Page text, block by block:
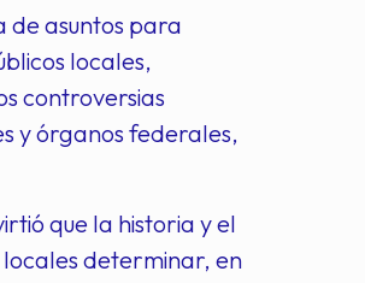
de asuntos para
locales,
controversias
y órganos federales,
que la historia y el
determinar, en